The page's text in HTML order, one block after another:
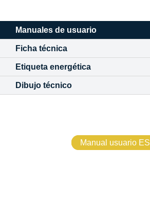
Manuales de usuario
Ficha técnica
Etiqueta energética
Dibujo técnico
Manual usuario ES